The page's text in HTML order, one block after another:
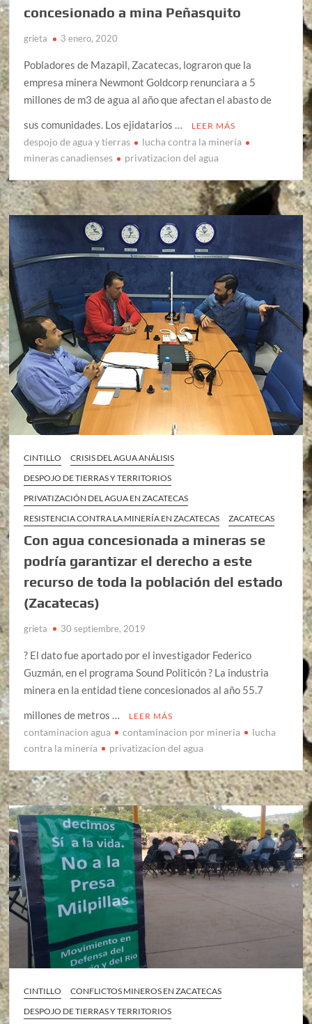
concesionado a mina Peñasquito
grieta 3 enero, 2020
Pobladores de Mazapil, Zacatecas, lograron que la
empresa minera Newmont Goldcorp renunciara a 5
millones de m3 de agua al año que afectan el abasto de
sus comunidades. Los ejidatarios …
LEER MÁS
despojo de agua y tierras
lucha contra la minería
mineras canadienses
privatizacion del agua
CINTILLO
CRISIS DEL AGUA ANÁLISIS
DESPOJO DE TIERRAS Y TERRITORIOS
PRIVATIZACIÓN DEL AGUA EN ZACATECAS
RESISTENCIA CONTRA LA MINERÍA EN ZACATECAS
ZACATECAS
Con agua concesionada a mineras se
podría garantizar el derecho a este
recurso de toda la población del estado
(Zacatecas)
grieta 30 septiembre, 2019
? El dato fue aportado por el investigador Federico
Guzmán, en el programa Sound Politicón ? La industria
minera en la entidad tiene concesionados al año 55.7
millones de metros …
LEER MÁS
contaminacion agua contaminacion por mineria
lucha
contra la minería
privatizacion del agua
CINTILLO
CONFLICTOS MINEROS EN ZACATECAS
DESPOJO DE TIERRAS Y TERRITORIOS